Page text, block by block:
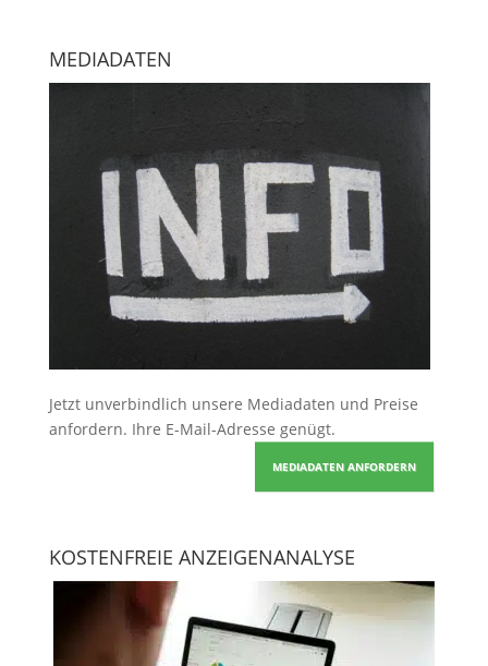
MEDIADATEN
Jetzt unverbindlich unsere Mediadaten und Preise
anfordern. Ihre E-Mail-Adresse genügt.
MEDIADATEN ANFORDERN
KOSTENFREIE ANZEIGENANALYSE